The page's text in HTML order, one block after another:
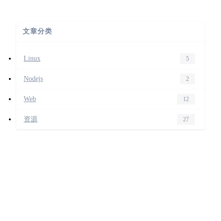
文章分类
Linux 5
Nodejs 2
Web 12
资源 27